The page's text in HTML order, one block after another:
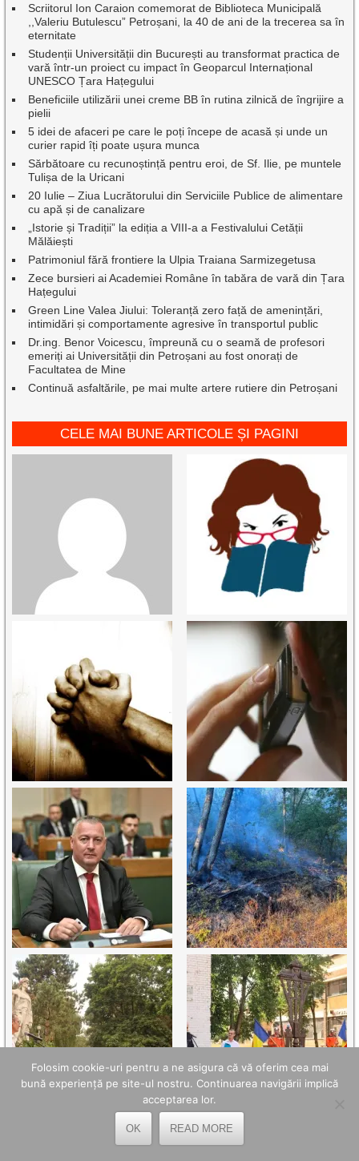
Scriitorul Ion Caraion comemorat de Biblioteca Municipală
,,Valeriu Butulescu” Petroșani, la 40 de ani de la trecerea sa în
eternitate
Studenții Universității din București au transformat practica de
vară într-un proiect cu impact în Geoparcul Internațional
UNESCO Țara Hațegului
Beneficiile utilizării unei creme BB în rutina zilnică de îngrijire a
pielii
5 idei de afaceri pe care le poți începe de acasă și unde un
curier rapid îți poate ușura munca
Sărbătoare cu recunoștință pentru eroi, de Sf. Ilie, pe muntele
Tulișa de la Uricani
20 Iulie – Ziua Lucrătorului din Serviciile Publice de alimentare
cu apă și de canalizare
„Istorie și Tradiții” la ediția a VIII-a a Festivalului Cetății
Mălăiești
Patrimoniul fără frontiere la Ulpia Traiana Sarmizegetusa
Zece bursieri ai Academiei Române în tabăra de vară din Țara
Hațegului
Green Line Valea Jiului: Toleranță zero față de amenințări,
intimidări și comportamente agresive în transportul public
Dr.ing. Benor Voicescu, împreună cu o seamă de profesori
emeriți ai Universității din Petroșani au fost onorați de
Facultatea de Mine
Continuă asfaltările, pe mai multe artere rutiere din Petroșani
CELE MAI BUNE ARTICOLE ȘI PAGINI
Folosim cookie-uri pentru a ne asigura că vă oferim cea mai
bună experiență pe site-ul nostru. Continuarea navigării implică
acceptarea lor.
OK READ MORE